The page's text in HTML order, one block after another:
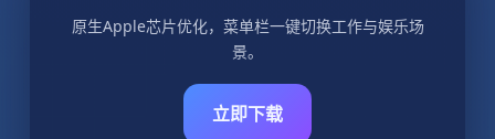
原生Apple芯片优化，菜单栏一键切换工作与娱乐场
景。
立即下载